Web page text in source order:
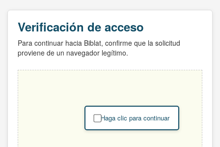
Verificación de acceso
Para continuar hacia Biblat, confirme que la solicitud
proviene de un navegador legítimo.
Haga clic para continuar